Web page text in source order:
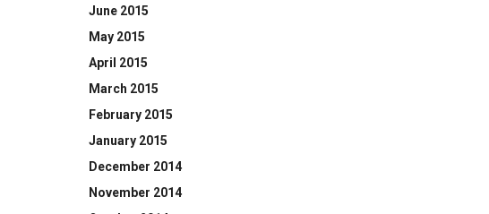
June 2015
May 2015
April 2015
March 2015
February 2015
January 2015
December 2014
November 2014